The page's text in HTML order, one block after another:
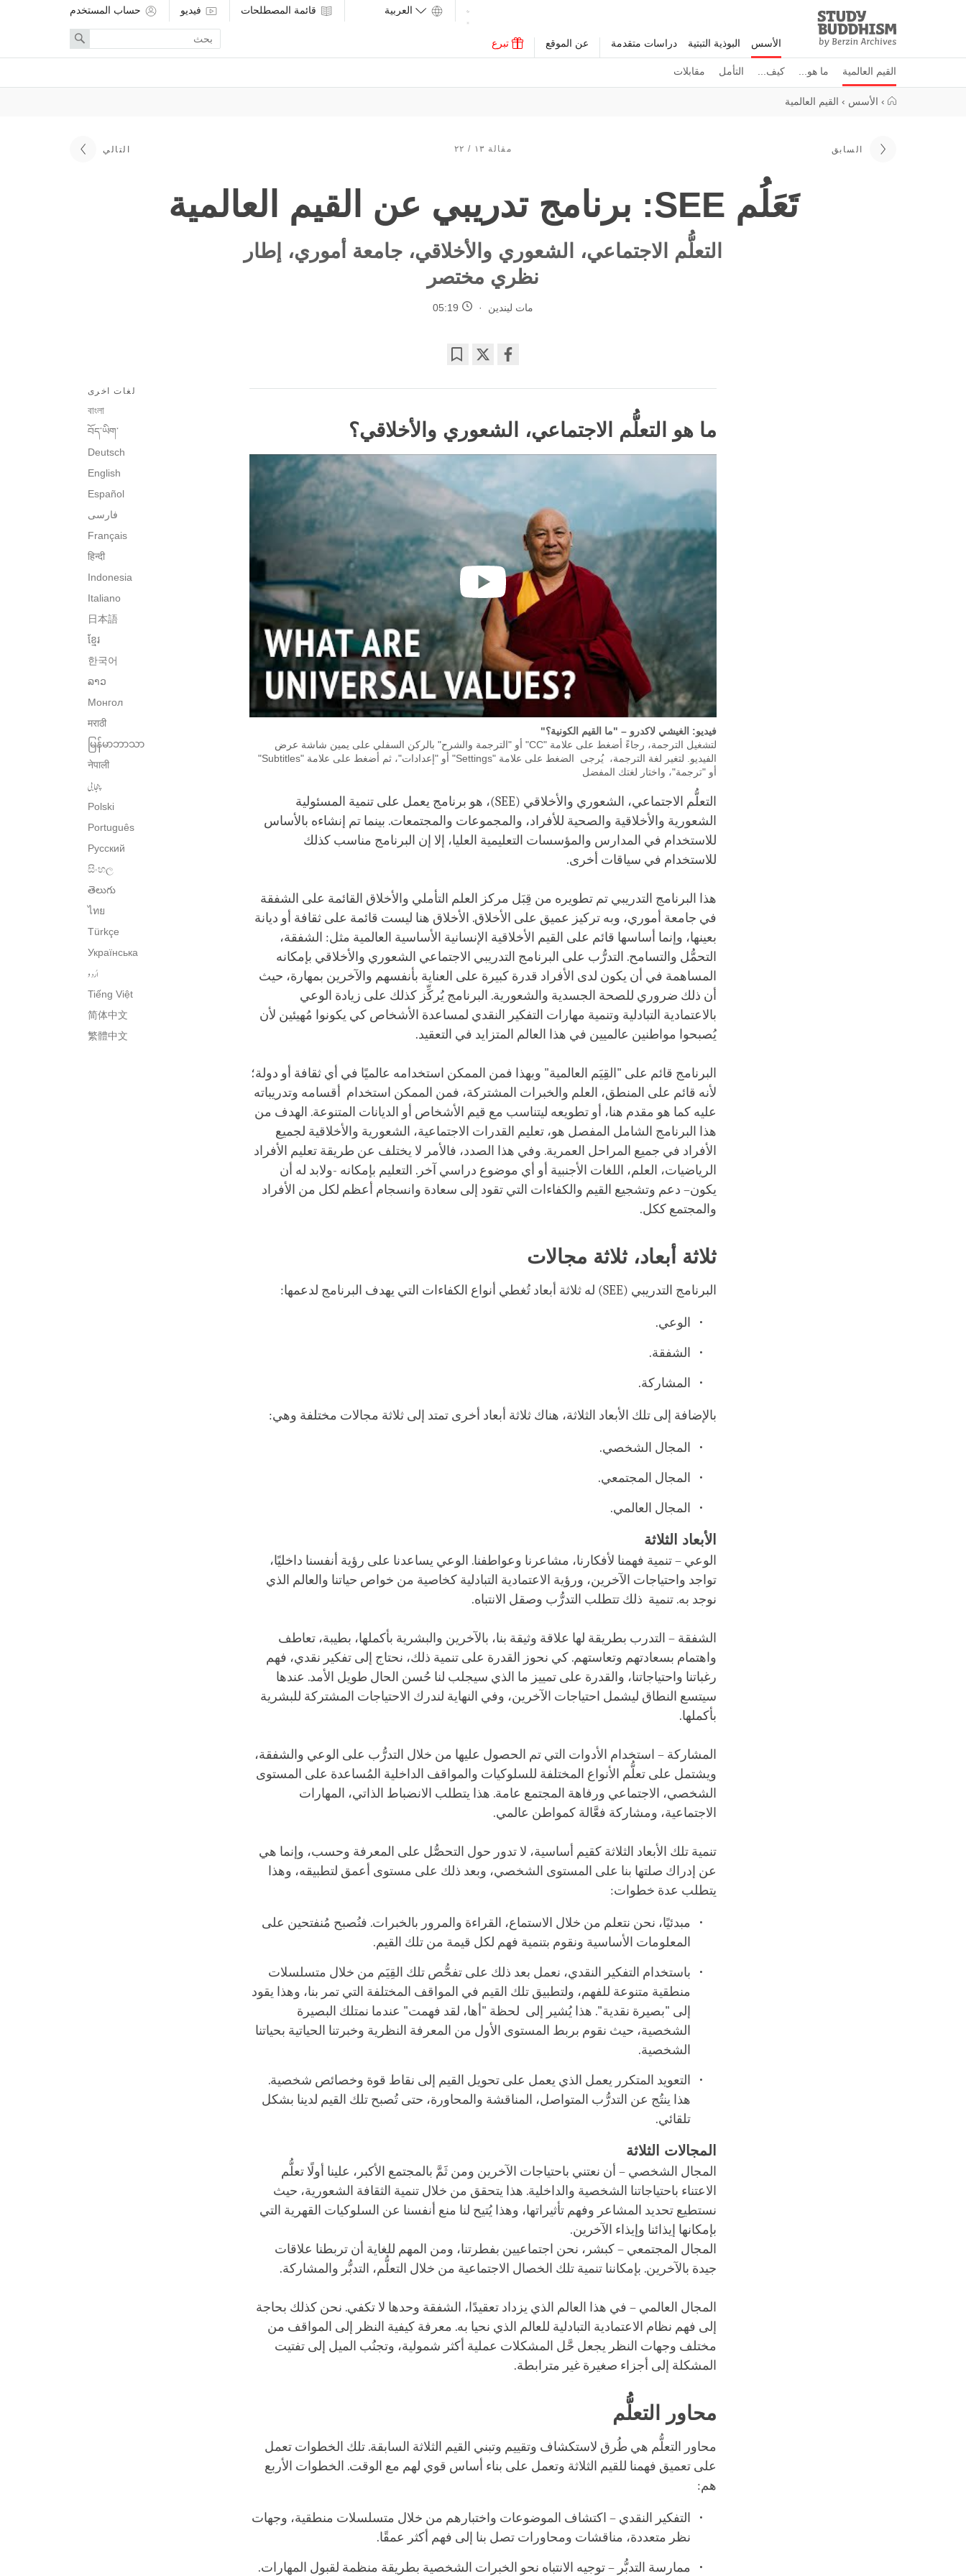
Study
Buddhism
Home
الأسس
القيم العالمية ما هو... كيف... التأمل مقابلات
البوذية التبتية دراسات متقدمة عن الموقع تبرع
قائمة المصطلحات فيديو حساب المستخدم
search
term
Search
› الأسس › القيم العالمية
السابق مقالة ١٣ / ٢٢ التالي
تَعَلُم SEE: برنامج تدريبي عن القيم العالمية
التعلُّم الاجتماعي، الشعوري والأخلاقي، جامعة أموري، إطار
نظري مختصر
مات ليندين 05:19
on
لغات اخرى
বাংলা
བོད་ཡིག་
Deutsch
English
Español
فارسی
Français
हिन्दी
Indonesia
Italiano
日本語
ខ្មែរ
한국어
ລາວ
Монгол
मराठी
မြန်မာဘာသာ
नेपाली
پنجابی
Polski
Português
Русский
සිංහල
తెలుగు
ไทย
Türkçe
Українська
اُردو
Tiếng Việt
简体中文
繁體中文
ما هو التعلُّم الاجتماعي، الشعوري والأخلاقي؟
فيديو: الغيشي لاكدرو – "ما القيم الكونية؟"
لتشغيل الترجمة، رجاءً أضغط على علامة "CC" أو "الترجمة والشرح" بالركن السفلي على يمين شاشة عرض
الفيديو. لتغير لغة الترجمة، يُرجى الضغط على علامة "Settings" أو "إعدادات"، ثم أضغط على علامة "Subtitles"
أو "ترجمة"، واختار لغتك المفضل
التعلُّم الاجتماعي، الشعوري والأخلاقي (SEE)، هو برنامج يعمل على تنمية المسئولية
الشعورية والأخلاقية والصحية للأفراد، والمجموعات والمجتمعات. بينما تم إنشاءه بالأساس
للاستخدام في المدارس والمؤسسات التعليمية العليا، إلا إن البرنامج مناسب كذلك
للاستخدام في سياقات أخرى.
هذا البرنامج التدريبي تم تطويره من قِبَل مركز العلم التأملي والأخلاق القائمة على الشفقة
في جامعة أموري، وبه تركيز عميق على الأخلاق. الأخلاق هنا ليست قائمة على ثقافة أو ديانة
بعينها، وإنما أساسها قائم على القيم الأخلاقية الإنسانية الأساسية العالمية مثل: الشفقة،
التحمُّل والتسامح. التدرُّب على البرنامج التدريبي الاجتماعي الشعوري والأخلاقي بإمكانه
المساهمة في أن يكون لدى الأفراد قدرة كبيرة على العناية بأنفسهم والآخرين بمهارة، حيث
أن ذلك ضروري للصحة الجسدية والشعورية. البرنامج يُركِّز كذلك على زيادة الوعي
بالاعتمادية التبادلية وتنمية مهارات التفكير النقدي لمساعدة الأشخاص كي يكونوا مُهيئين لأن
يُصبحوا مواطنين عالميين في هذا العالم المتزايد في التعقيد.
البرنامج قائم على "القِيَم العالمية" وبهذا فمن الممكن استخدامه عالميًا في أي ثقافة أو دولة؛
لأنه قائم على المنطق، العلم والخبرات المشتركة، فمن الممكن استخدام أقسامه وتدريباته
عليه كما هو مقدم هنا، أو تطويعه ليتناسب مع قيم الأشخاص أو الديانات المتنوعة. الهدف من
هذا البرنامج الشامل المفصل هو، تعليم القدرات الاجتماعية، الشعورية والأخلاقية لجميع
الأفراد في جميع المراحل العمرية. وفي هذا الصدد، فالأمر لا يختلف عن طريقة تعليم الأفراد
الرياضيات، العلم، اللغات الأجنبية أو أي موضوع دراسي آخر. التعليم بإمكانه -ولابد له أن
يكون– دعم وتشجيع القيم والكفاءات التي تقود إلى سعادة وانسجام أعظم لكل من الأفراد
والمجتمع ككل.
ثلاثة أبعاد، ثلاثة مجالات
البرنامج التدريبي (SEE) له ثلاثة أبعاد تُغطي أنواع الكفاءات التي يهدف البرنامج لدعمها:
الوعي.
الشفقة.
المشاركة.
بالإضافة إلى تلك الأبعاد الثلاثة، هناك ثلاثة أبعاد أخرى تمتد إلى ثلاثة مجالات مختلفة وهي:
المجال الشخصي.
المجال المجتمعي.
المجال العالمي.
الأبعاد الثلاثة
الوعي – تنمية فهمنا لأفكارنا، مشاعرنا وعواطفنا. الوعي يساعدنا على رؤية أنفسنا داخليًا،
تواجد واحتياجات الآخرين، ورؤية الاعتمادية التبادلية كخاصية من خواص حياتنا والعالم الذي
نوجد به. تنمية ذلك تتطلب التدرُّب وصقل الانتباه.
الشفقة – التدرب بطريقة لها علاقة وثيقة بنا، بالآخرين والبشرية بأكملها، بطيبة، تعاطف
واهتمام بسعادتهم وتعاستهم. كي نحوز القدرة على تنمية ذلك، نحتاج إلى تفكير نقدي، فهم
رغباتنا واحتياجاتنا، والقدرة على تمييز ما الذي سيجلب لنا حُسن الحال طويل الأمد. عندها
سيتسع النطاق ليشمل احتياجات الآخرين، وفي النهاية لندرك الاحتياجات المشتركة للبشرية
بأكملها.
المشاركة – استخدام الأدوات التي تم الحصول عليها من خلال التدرُّب على الوعي والشفقة،
ويشتمل على تعلُّم الأنواع المختلفة للسلوكيات والمواقف الداخلية المُساعدة على المستوى
الشخصي، الاجتماعي ورفاهة المجتمع عامة. هذا يتطلب الانضباط الذاتي، المهارات
الاجتماعية، ومشاركة فعَّالة كمواطن عالمي.
تنمية تلك الأبعاد الثلاثة كقيم أساسية، لا تدور حول التحصُّل على المعرفة وحسب، وإنما هي
عن إدراك صلتها بنا على المستوى الشخصي، وبعد ذلك على مستوى أعمق لتطبيقه، وهذا
يتطلب عدة خطوات:
مبدئيًا، نحن نتعلم من خلال الاستماع، القراءة والمرور بالخبرات. فنُصبح مُنفتحين على
المعلومات الأساسية ونقوم بتنمية فهم لكل قيمة من تلك القيم.
باستخدام التفكير النقدي، نعمل بعد ذلك على تفحُّص تلك القِيَم من خلال متسلسلات
منطقية متنوعة للفهم، ولتطبيق تلك القيم في المواقف المختلفة التي تمر بنا، وهذا يقود
إلى "بصيرة نقدية". هذا يُشير إلى لحظة "أها، لقد فهمت" عندما نمتلك البصيرة
الشخصية، حيث نقوم بربط المستوى الأول من المعرفة النظرية وخبرتنا الحياتية بحياتنا
الشخصية.
التعويد المتكرر يعمل الذي يعمل على تحويل القيم إلى نقاط قوة وخصائص شخصية.
هذا ينتُج عن التدرُّب المتواصل، المناقشة والمحاورة، حتى تُصبح تلك القيم لدينا بشكل
تلقائي.
المجالات الثلاثة
المجال الشخصي – أن نعتني باحتياجات الآخرين ومن ثَمَّ بالمجتمع الأكبر، علينا أولًا تعلُّم
الاعتناء باحتياجاتنا الشخصية والداخلية. هذا يتحقق من خلال تنمية الثقافة الشعورية، حيث
نستطيع تحديد المشاعر وفهم تأثيراتها، وهذا يُتيح لنا منع أنفسنا عن السلوكيات القهرية التي
بإمكانها إيذائنا وإيذاء الآخرين.
المجال المجتمعي – كبشر، نحن اجتماعيين بفطرتنا، ومن المهم للغاية أن تربطنا علاقات
جيدة بالآخرين. بإمكاننا تنمية تلك الخصال الاجتماعية من خلال التعلُّم، التدبُّر والمشاركة.
المجال العالمي – في هذا العالم الذي يزداد تعقيدًا، الشفقة وحدها لا تكفي. نحن كذلك بحاجة
إلى فهم نظام الاعتمادية التبادلية للعالم الذي نحيا به. معرفة كيفية النظر إلى المواقف من
مختلف وجهات النظر يجعل حَّل المشكلات عملية أكثر شمولية، وتجنُب الميل إلى تفتيت
المشكلة إلى أجزاء صغيرة غير مترابطة.
محاور التعلُّم
محاور التعلُّم هي طُرق لاستكشاف وتقييم وتبني القيم الثلاثة السابقة. تلك الخطوات تعمل
على تعميق فهمنا للقيم الثلاثة وتعمل على بناء أساس قوي لهم مع الوقت. الخطوات الأربع
هم:
التفكير النقدي – اكتشاف الموضوعات واختبارهم من خلال متسلسلات منطقية، وجهات
نظر متعددة، مناقشات ومحاورات تصل بنا إلى فهم أكثر عمقًا.
ممارسة التدبُّر – توجيه الانتباه نحو الخبرات الشخصية بطريقة منظمة لقبول المهارات.